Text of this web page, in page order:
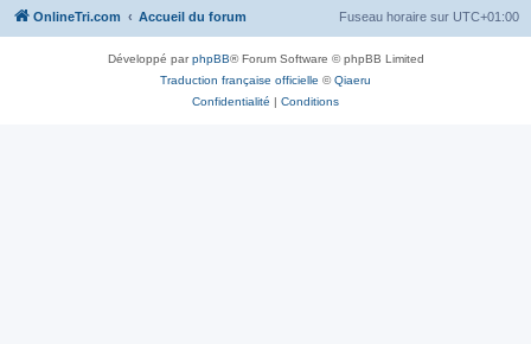
OnlineTri.com Accueil du forum Fuseau horaire sur UTC+01:00
Développé parphpBB® Forum Software © phpBB Limited
Traduction française officielle ©Qiaeru
Confidentialité | Conditions